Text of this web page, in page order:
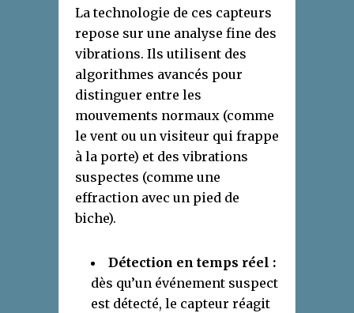
La technologie de ces capteurs
repose sur une analyse fine des
vibrations. Ils utilisent des
algorithmes avancés pour
distinguer entre les
mouvements normaux (comme
le vent ou un visiteur qui frappe
à la porte) et des vibrations
suspectes (comme une
effraction avec un pied de
biche).
Détection en temps réel :
dès qu’un événement suspect
est détecté, le capteur réagit